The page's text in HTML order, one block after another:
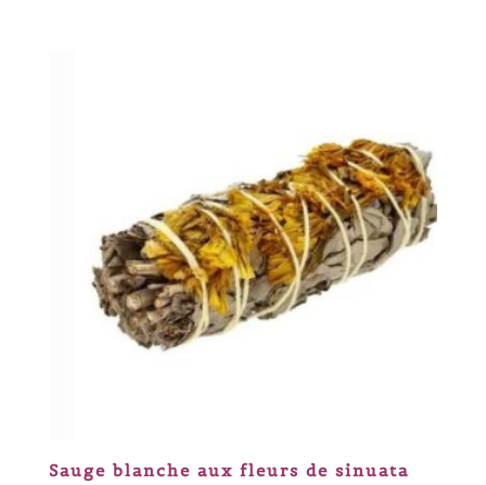
Sauge blanche aux fleurs de sinuata